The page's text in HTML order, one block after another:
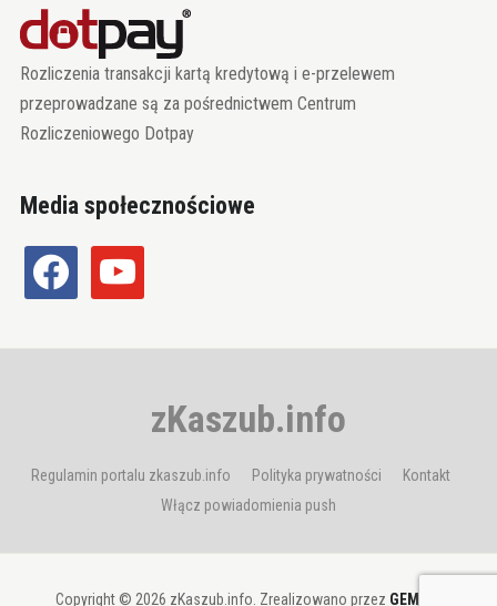
Rozliczenia transakcji kartą kredytową i e-przelewem
przeprowadzane są za pośrednictwem Centrum
Rozliczeniowego Dotpay
Media społecznościowe
facebook youtube
zKaszub.info
Regulamin portalu zkaszub.info Polityka prywatności
Kontakt
Włącz powiadomienia push
Copyright © 2026 zKaszub.info. Zrealizowano przez GEMBIT